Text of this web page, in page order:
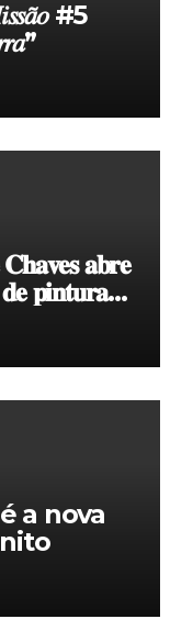
#5
𝐂𝐡𝐚𝐯𝐞𝐬 𝐚𝐛𝐫𝐞
𝐩𝐢𝐧𝐭𝐮𝐫𝐚
a nova